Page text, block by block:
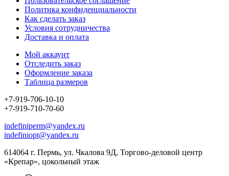
Политика конфиденциальности
Как сделать заказ
Условия сотрудничества
Доставка и оплата
Мой аккаунт
Отследить заказ
Оформление заказа
Таблица размеров
+7-919-706-10-10
+7-919-710-70-60
indefiniperm@yandex.ru
indefiniopt@yandex.ru
614064 г. Пермь, ул. Чкалова 9Д, Торгово-деловой центр
«Крепар», цокольный этаж